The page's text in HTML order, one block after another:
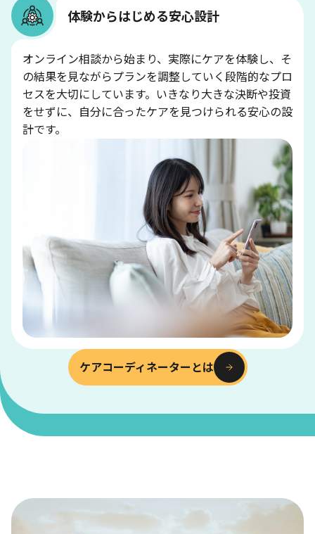
体験からはじめる安心設計
オンライン相談から始まり、実際にケアを体験し、そ
の結果を見ながらプランを調整していく段階的なプロ
セスを大切にしています。いきなり大きな決断や投資
をせずに、自分に合ったケアを見つけられる安心の設
計です。
ケアコーディネーターとは